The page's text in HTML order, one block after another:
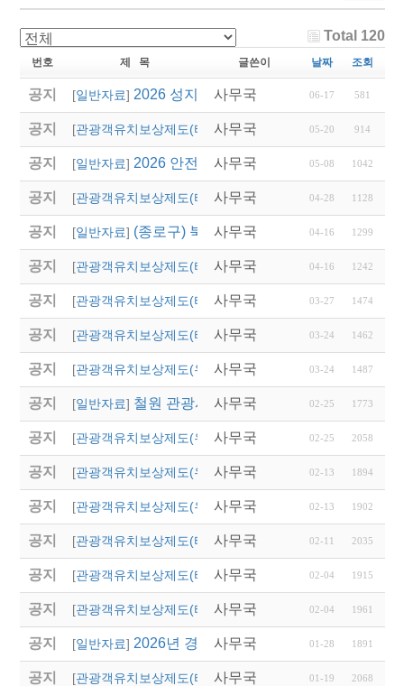
Total 120
번호 제 목 글쓴이 날짜 조회
공지 [일반자료] 2026 성지혜윰길 파트너 여행사 선정 모집
사무국 06-17 581
공지 [관광객유치보상제도(타 시,도)] 2026 경상남도 관광객
사무국 05-20 914
공지 [일반자료] 2026 안전여행상품선정 접수
사무국 05-08 1042
공지 [관광객유치보상제도(타 시,도)] 2026년 상반기 대전광
사무국 04-28 1128
공지 [일반자료] (종로구) 북촌 특별관리지역 전세버스 통
사무국 04-16 1299
공지 [관광객유치보상제도(타 시,도)] 2026년 달성군 파크골
사무국 04-16 1242
공지 [관광객유치보상제도(타 시,도)] 2026년 상반기 울산광
사무국 03-27 1474
공지 [관광객유치보상제도(타 시,도)] '2026 열린 여행상품 공
사무국 03-24 1462
공지 [관광객유치보상제도(우리지역)] 2026년 영주시 전담여
사무국 03-24 1487
공지 [일반자료] 철원 관광시설 임시 폐쇄 안내
사무국 02-25 1773
공지 [관광객유치보상제도(우리지역)] 2026 「버스타고 경북
사무국 02-25 2058
공지 [관광객유치보상제도(우리지역)] 2026년 영천시 단체관
사무국 02-13 1894
공지 [관광객유치보상제도(우리지역)] 2026년 칠곡군 국내·
사무국 02-13 1902
공지 [관광객유치보상제도(타 시,도)] 2026년 경상남도 관광
사무국 02-11 2035
공지 [관광객유치보상제도(타 시,도)] 2026년 울산광역시 상
사무국 02-04 1915
공지 [관광객유치보상제도(타 시,도)] 「2026년도 대전광역
사무국 02-04 1961
공지 [일반자료] 2026년 경상북도독립운동기념관 단체관
사무국 01-28 1891
공지 [관광객유치보상제도(타 시,도)] 2026년 용인시 외국인
사무국 01-19 2068